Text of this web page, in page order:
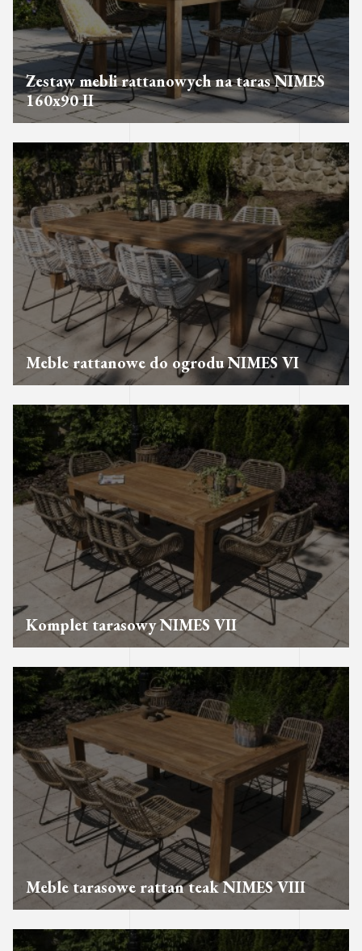
Zestaw mebli rattanowych na taras NIMES
160x90 II
Meble rattanowe do ogrodu NIMES VI
Komplet tarasowy NIMES VII
Meble tarasowe rattan teak NIMES VIII